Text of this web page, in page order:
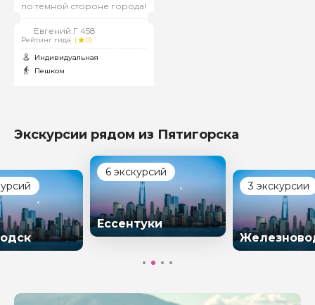
по темной стороне города!
Евгений.Г 458
Рейтинг гида (
0)
Индивидуальная
Пешком
Экскурсии рядом из Пятигорска
6 экскурсий
Ессентуки
3 экскурсии